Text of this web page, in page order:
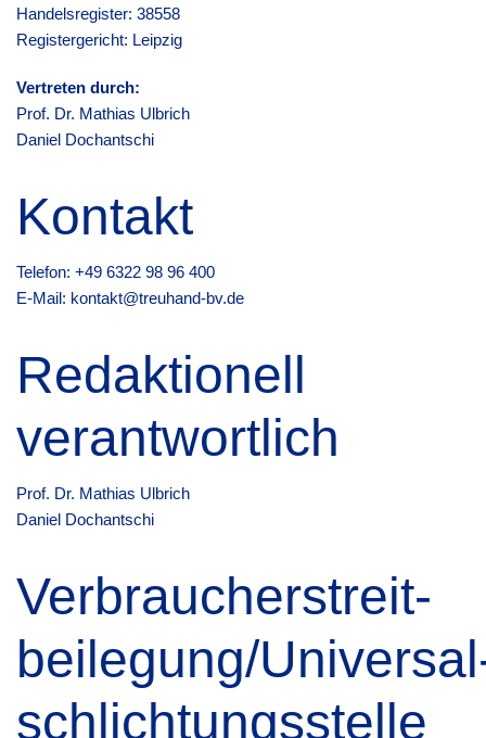
Handelsregister: 38558
Registergericht: Leipzig
Vertreten durch:
Prof. Dr. Mathias Ulbrich
Daniel Dochantschi
Kontakt
Telefon: +49 6322 98 96 400
E-Mail: kontakt@treuhand-bv.de
Redaktionell
verantwortlich
Prof. Dr. Mathias Ulbrich
Daniel Dochantschi
Verbraucher­streit­
beilegung/
schlichtungs­stelle